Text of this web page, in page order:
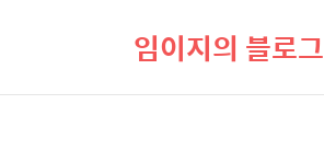
임이지의 블로그